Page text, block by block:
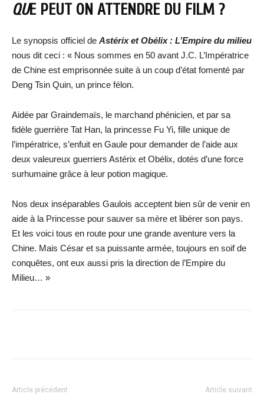
QUE PEUT ON ATTENDRE DU FILM ?
Le synopsis officiel de Astérix et Obélix : L’Empire du milieu
nous dit ceci : « Nous sommes en 50 avant J.C. L’Impératrice
de Chine est emprisonnée suite à un coup d’état fomenté par
Deng Tsin Quin, un prince félon.
Aidée par Graindemaïs, le marchand phénicien, et par sa
fidèle guerrière Tat Han, la princesse Fu Yi, fille unique de
l’impératrice, s’enfuit en Gaule pour demander de l’aide aux
deux valeureux guerriers Astérix et Obélix, dotés d’une force
surhumaine grâce à leur potion magique.
Nos deux inséparables Gaulois acceptent bien sûr de venir en
aide à la Princesse pour sauver sa mère et libérer son pays.
Et les voici tous en route pour une grande aventure vers la
Chine. Mais César et sa puissante armée, toujours en soif de
conquêtes, ont eux aussi pris la direction de l’Empire du
Milieu… »
Article précédent Article suivant